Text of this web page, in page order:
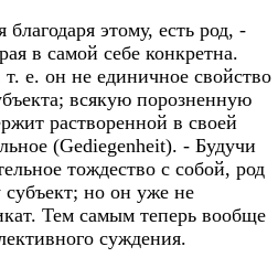
этому, есть род, -
в самой себе конкретна.
е. он не единичное свойство
всякую порозненную
растворенной в своей
(Gediegenheit). - Будучи
тождество с собой, род
субъект; но он уже не
Тем самым теперь вообще
суждения.